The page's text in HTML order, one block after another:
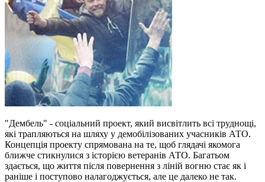
"Дембель" - соціальний проект, який висвітлить всі труднощі,
які трапляються на шляху у демобілізованих учасників АТО.
Концепція проекту спрямована на те, щоб глядачі якомога
ближче стикнулися з історією ветеранів АТО. Багатьом
здається, що життя після повернення з ліній вогню стає як і
раніше і поступово налагоджується, але це далеко не так.